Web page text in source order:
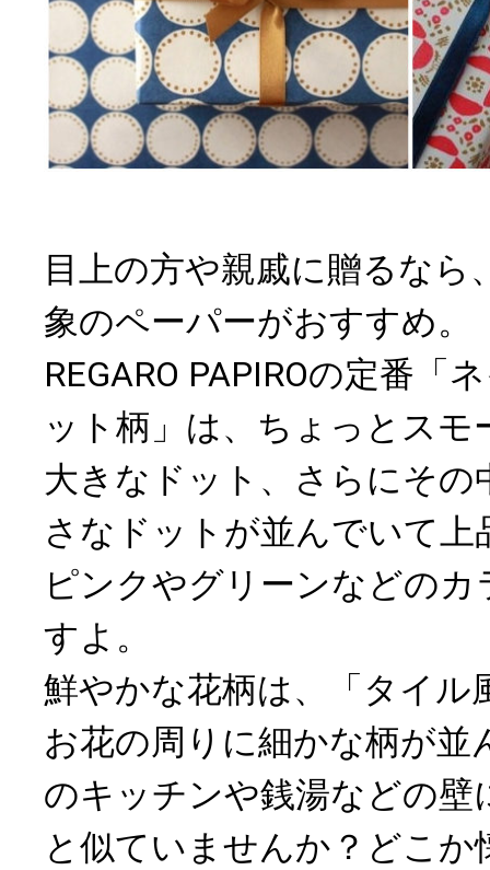
目上の方や親戚に贈るなら
象のペーパーがおすすめ。
REGARO PAPIROの定番「
ット柄」は、ちょっとスモ
大きなドット、さらにその
さなドットが並んでいて
ピンクやグリーンなどの
すよ。
鮮やかな花柄は、「タイル
お花の周りに細かな柄が並
のキッチンや銭湯などの壁
と似ていませんか？どこか